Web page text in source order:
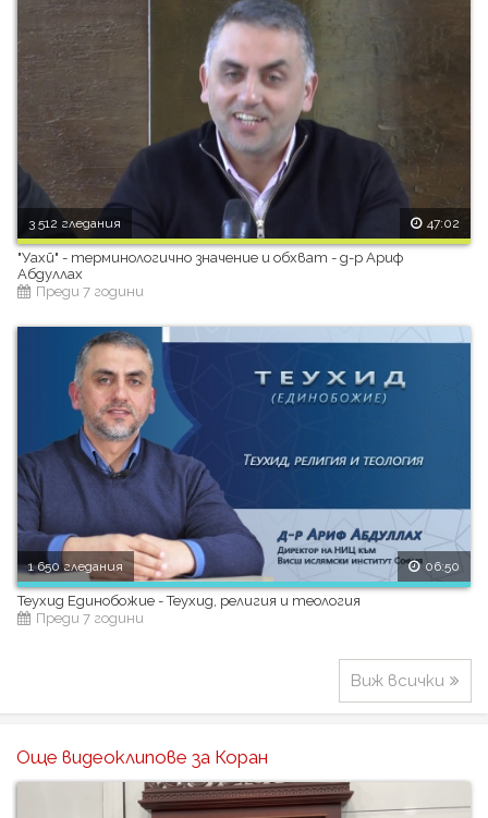
3 512 гледания 47:02
"Уахй" - терминологично значение и обхват - д-р Ариф
Абдуллах
Преди 7 години
1 650 гледания 06:50
Теухид Единобожие - Теухид, религия и теология
Преди 7 години
Виж всички
Още видеоклипове за Коран